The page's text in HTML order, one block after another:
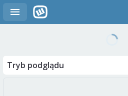
Tryb podglądu